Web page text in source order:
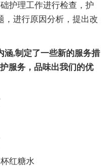
理工作进行检查，护
，进行原因分析，提出改
涵,制定了一些新的服务措
服务，品味出我们的优
红糖水